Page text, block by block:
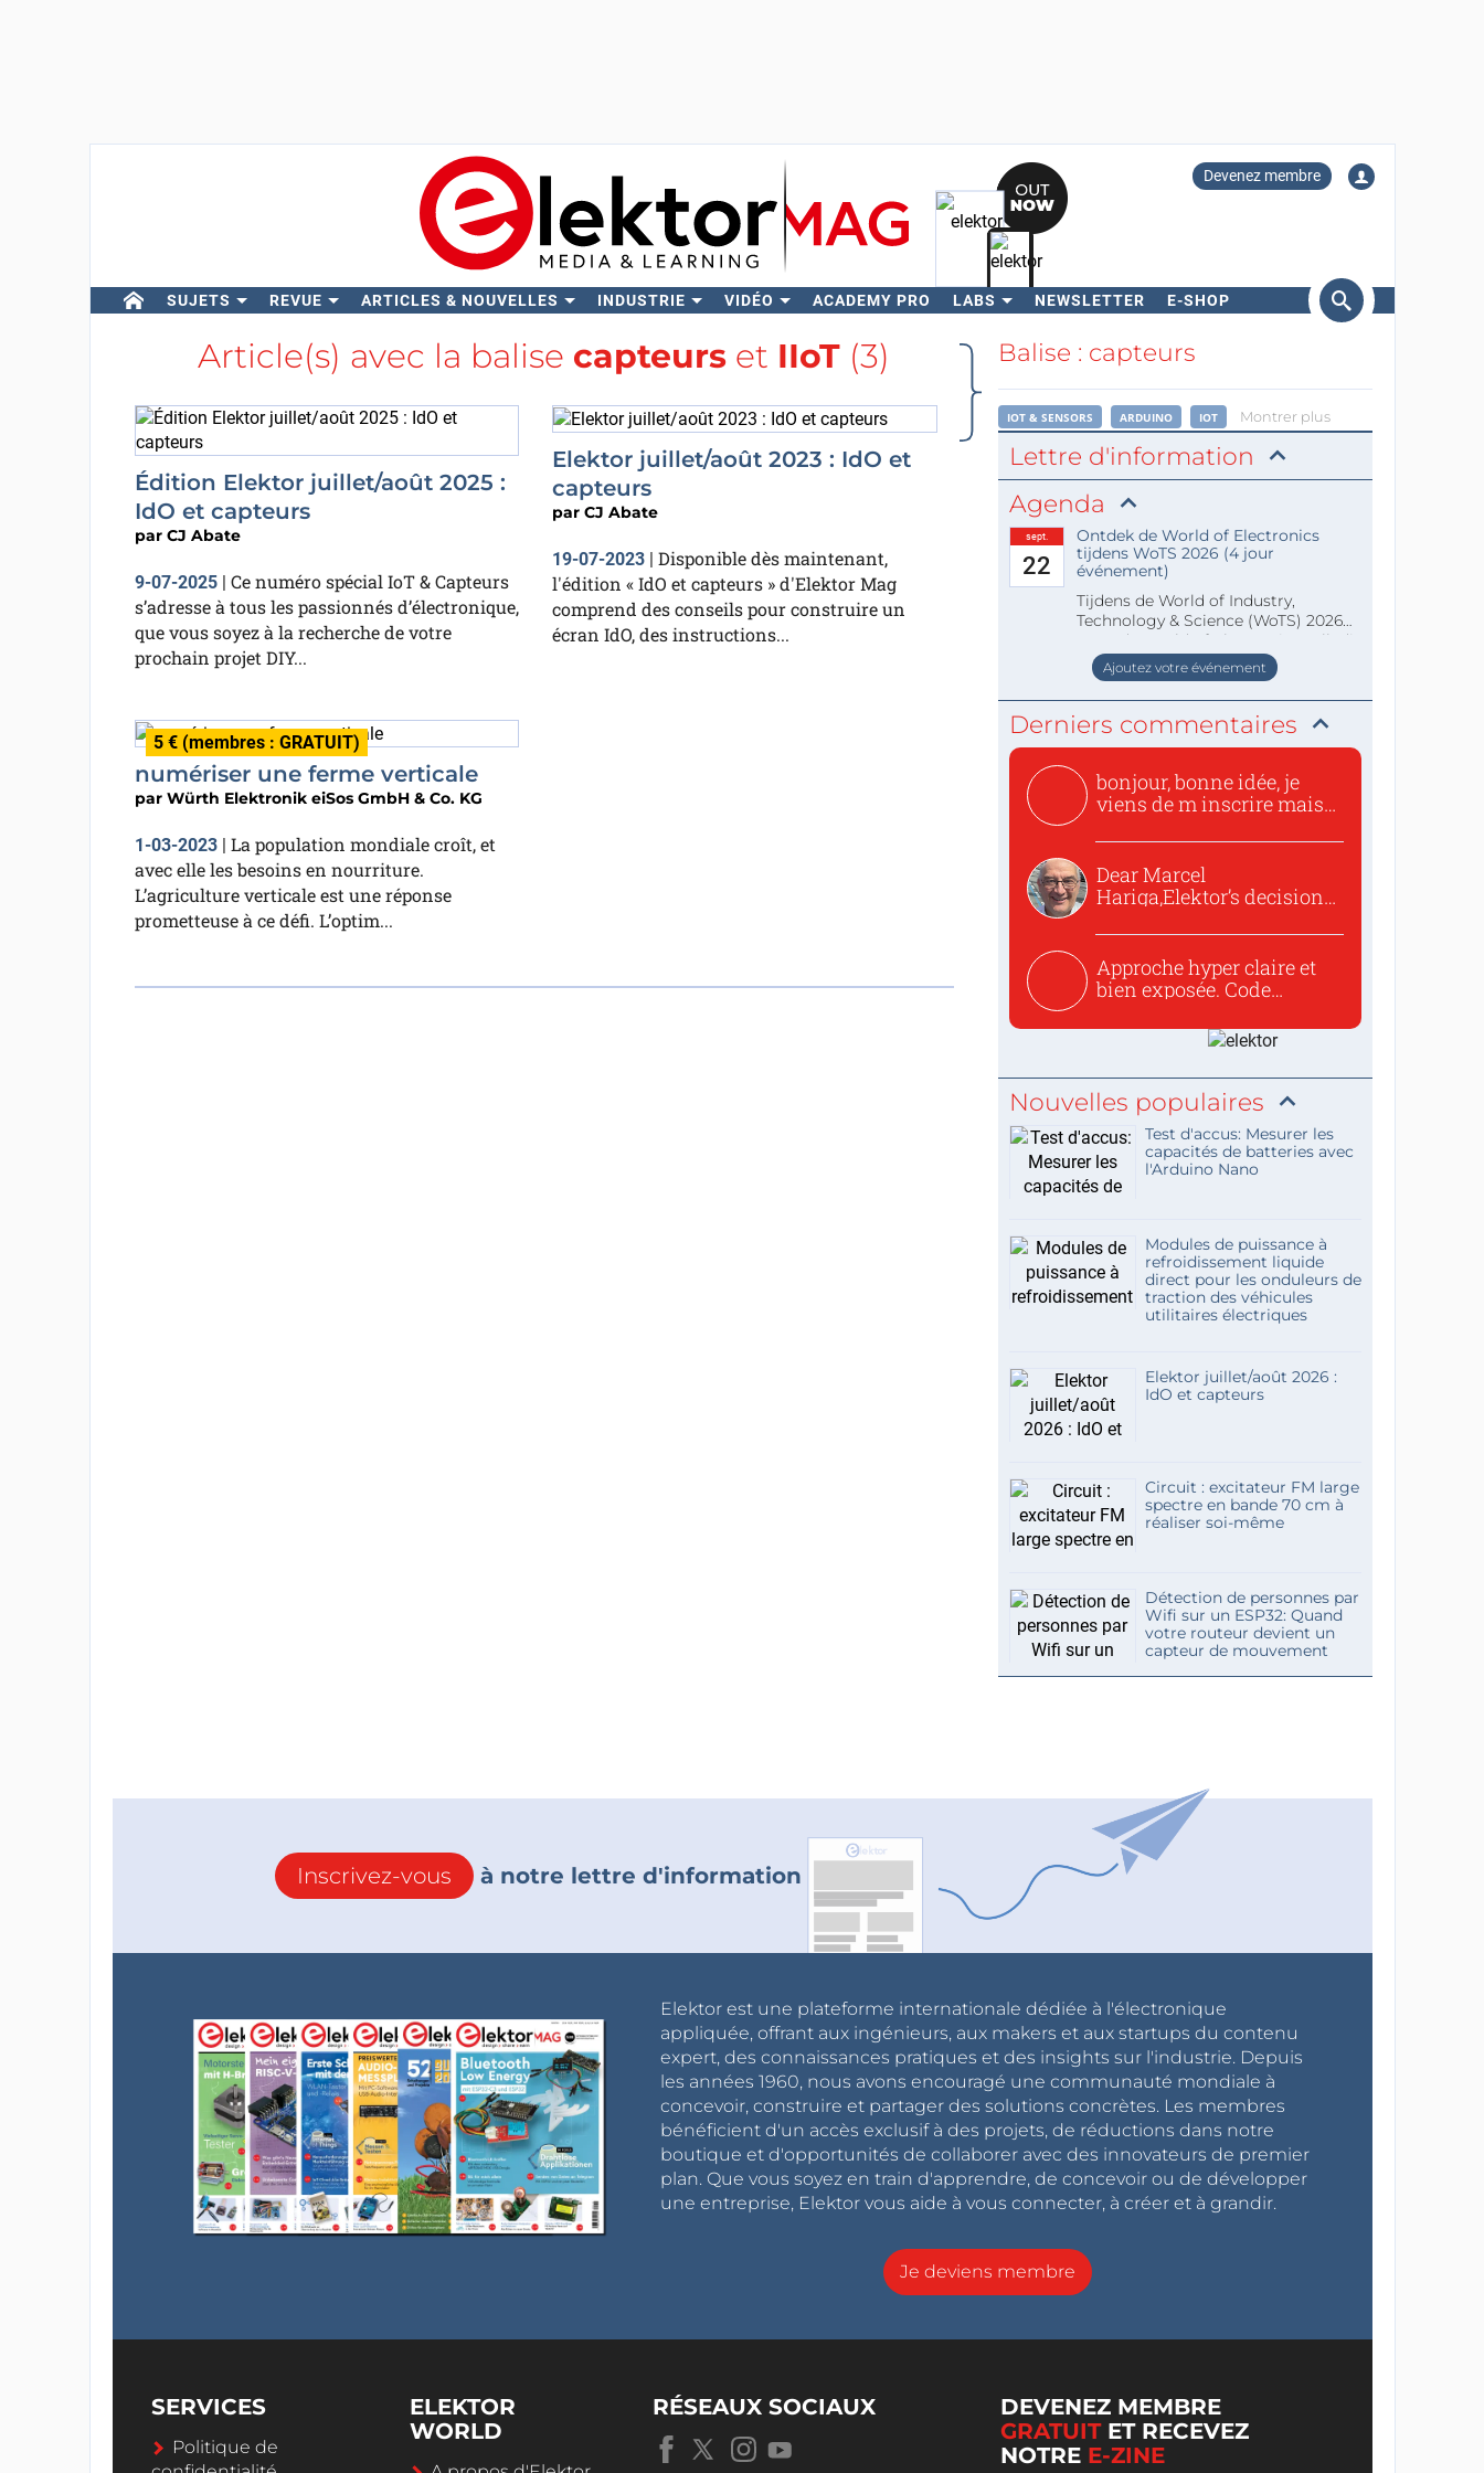
Devenez membre
SUJETS REVUE ARTICLES & NOUVELLES INDUSTRIE VIDÉO ACADEMY PRO LABS NEWSLETTER E-SHOP
Rechercher
Article(s) avec la balise capteurs et IIoT (3)
Édition Elektor juillet/août 2025 :
IdO et capteurs
par CJ Abate
9-07-2025| Ce numéro spécial IoT & Capteurs
s’adresse à tous les passionnés d’électronique,
que vous soyez à la recherche de votre
prochain projet DIY...
Elektor juillet/août 2023 : IdO et
capteurs
par CJ Abate
19-07-2023 | Disponible dès maintenant,
l'édition « IdO et capteurs » d'Elektor Mag
comprend des conseils pour construire un
écran IdO, des instructions...
5 € (membres : GRATUIT)
numériser une ferme verticale
par Würth Elektronik eiSos GmbH & Co. KG
1-03-2023| La population mondiale croît, et
avec elle les besoins en nourriture.
L’agriculture verticale est une réponse
prometteuse à ce défi. L’optim...
Balise : capteurs
IOT & SENSORS ARDUINO IOT Montrer plus
Lettre d'information
Agenda
sept.
22
Ontdek de World of Electronics
tijdens WoTS 2026 (4 jour
événement)
Tijdens de World of Industry,
Technology & Science (WoTS) 2026
staat de World of Electronics volledi
Ajoutez votre événement
Derniers commentaires
bonjour, bonne idée, je
viens de m inscrire mais
Dear Marcel
Hariga,Elektor’s decision
Approche hyper claire et
bien exposée. Code
Nouvelles populaires
Test d'accus: Mesurer les
capacités de batteries avec
l'Arduino Nano
Modules de puissance à
refroidissement liquide
direct pour les onduleurs de
traction des véhicules
utilitaires électriques
Elektor juillet/août 2026 :
IdO et capteurs
Circuit : excitateur FM large
spectre en bande 70 cm à
réaliser soi-même
Détection de personnes par
Wifi sur un ESP32: Quand
votre routeur devient un
capteur de mouvement
Inscrivez-vous à notre lettre d'information
Elektor est une plateforme internationale dédiée à l'électronique
appliquée, offrant aux ingénieurs, aux makers et aux startups du contenu
expert, des connaissances pratiques et des insights sur l'industrie. Depuis
les années 1960, nous avons encouragé une communauté mondiale à
concevoir, construire et partager des solutions concrètes. Les membres
bénéficient d'un accès exclusif à des projets, de réductions dans notre
boutique et d'opportunités de collaborer avec des innovateurs de premier
plan. Que vous soyez en train d'apprendre, de concevoir ou de développer
une entreprise, Elektor vous aide à vous connecter, à créer et à grandir.
Je deviens membre
SERVICES
Politique de
ELEKTOR
WORLD
RÉSEAUX SOCIAUX
DEVENEZ MEMBRE
GRATUITET RECEVEZ
NOTRE E-ZINE